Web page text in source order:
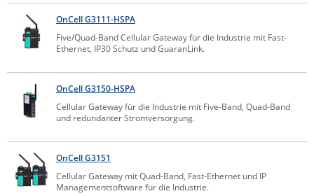
Tactical Software
TEKTELIC
Teltonika
Unwired Networks
Vision
WATTECO
Westermo
Yuasa
ZPE Systems
OnCell G3111-HSPA
Five/Quad-Band Cellular Gateway für die Industrie mit Fast-
Ethernet, IP30 Schutz und GuaranLink.
OnCell G3150-HSPA
Cellular Gateway für die Industrie mit Five-Band, Quad-Band
und redundanter Stromversorgung.
OnCell G3151
Cellular Gateway mit Quad-Band, Fast-Ethernet und IP
Managementsoftware für die Industrie.